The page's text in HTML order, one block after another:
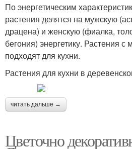
По энергетическим
растения делятся на мужскую
драцена) и женскую (фиалка,
бегония) энергетику. Растения с
подходят для кухни.
Растения для кухни в
читать дальше →
Цветочно